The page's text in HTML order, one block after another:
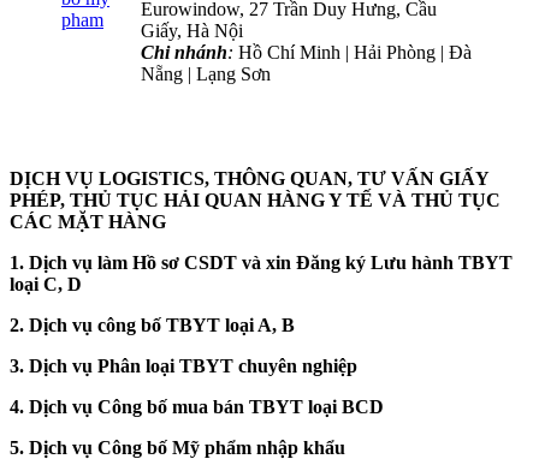
Eurowindow, 27 Trần Duy Hưng, Cầu
Giấy, Hà Nội
Chi nhánh: Hồ Chí Minh | Hải Phòng | Đà
Nẵng | Lạng Sơn
DỊCH VỤ LOGISTICS, THÔNG QUAN, TƯ VẤN GIẤY
PHÉP, THỦ TỤC HẢI QUAN HÀNG Y TẾ VÀ THỦ TỤC
CÁC MẶT HÀNG
1. Dịch vụ làm Hồ sơ CSDT và xin Đăng ký Lưu hành TBYT
loại C, D
2. Dịch vụ công bố TBYT loại A, B
3. Dịch vụ Phân loại TBYT chuyên nghiệp
4. Dịch vụ Công bố mua bán TBYT loại BCD
5. Dịch vụ Công bố Mỹ phẩm nhập khẩu